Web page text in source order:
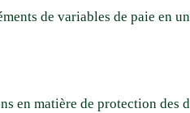
de variables de paie en
en matière de protection des